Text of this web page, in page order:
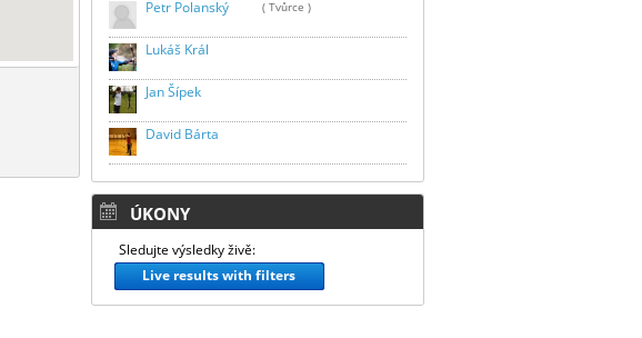
Petr Polanský ( Tvůrce )
Lukáš Král
Jan Šípek
David Bárta
ÚKONY
Sledujte výsledky živě:
Live results with filters